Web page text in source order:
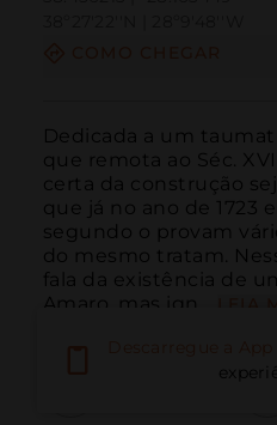
Dedicada a um
que remota ao Séc.
certa da construção
que já no ano de 1723
segundo o provam
do mesmo tratam.
fala da existência de
Amaro, mas ign...